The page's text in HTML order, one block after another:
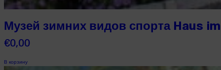
Музей зимних видов спорта Haus
€0,00
В корзину